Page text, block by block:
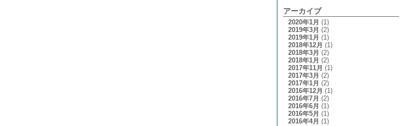
アーカイブ
2020年1月 (1)
2019年3月 (2)
2019年1月 (1)
2018年12月 (1)
2018年3月 (2)
2018年1月 (2)
2017年11月 (1)
2017年3月 (2)
2017年1月 (2)
2016年12月 (1)
2016年7月 (2)
2016年6月 (1)
2016年5月 (1)
2016年4月 (1)